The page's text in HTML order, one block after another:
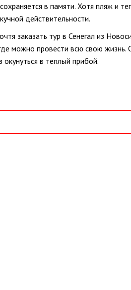
в памяти. Хотя пляж и
действительности.
заказать тур в Сенегал из
можно провести всю свою жизнь.
в теплый прибой.